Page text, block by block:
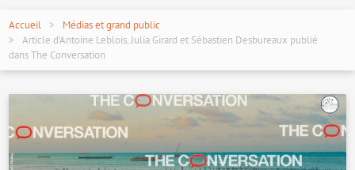
Accueil
Médias et grand public
Article d’Antoine Leblois, Julia Girard et Sébastien Desbureaux publié
dans The Conversation